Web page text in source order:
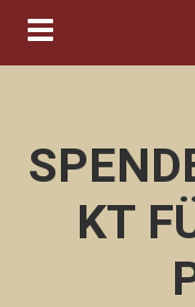
Navigation ein-/
KT